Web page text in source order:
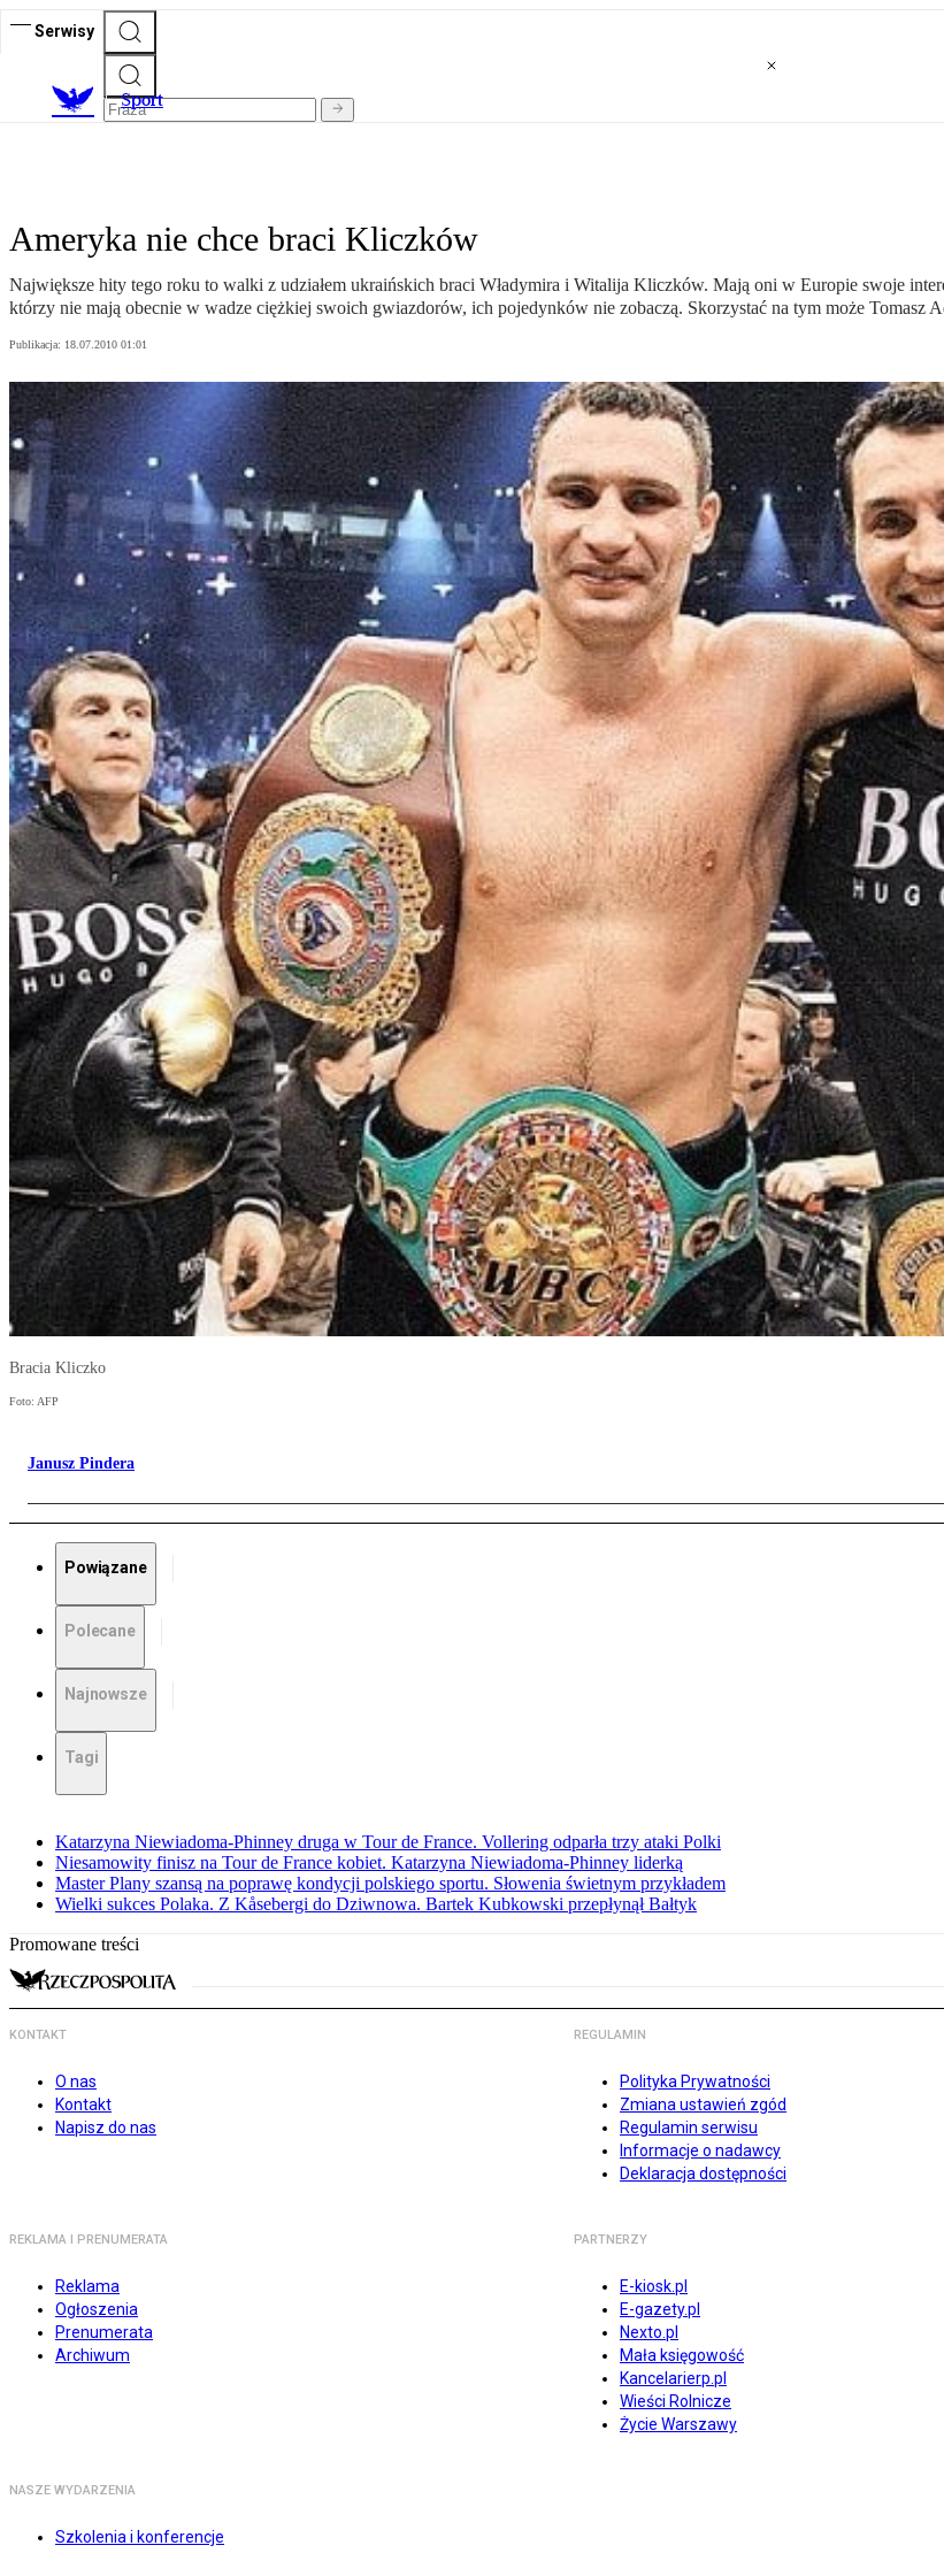
Serwisy
Sport
Ameryka nie chce braci Kliczków
Największe hity tego roku to walki z udziałem ukraińskich braci Władymira i Witalija Kliczków. Mają oni w Europie swoje
którzy nie mają obecnie w wadze ciężkiej swoich gwiazdorów, ich pojedynków nie zobaczą. Skorzystać na tym może Tomasz
Publikacja: 18.07.2010 01:01
Bracia Kliczko
Foto: AFP
Janusz Pindera
Powiązane
Polecane
Najnowsze
Tagi
Katarzyna Niewiadoma-Phinney druga w Tour de France. Vollering odparła trzy ataki Polki
Niesamowity finisz na Tour de France kobiet. Katarzyna Niewiadoma-Phinney liderką
Master Plany szansą na poprawę kondycji polskiego sportu. Słowenia świetnym przykładem
Wielki sukces Polaka. Z Kåsebergi do Dziwnowa. Bartek Kubkowski przepłynął Bałtyk
Promowane treści
KONTAKT
O nas
Kontakt
Napisz do nas
REGULAMIN
Polityka Prywatności
Zmiana ustawień zgód
Regulamin serwisu
Informacje o nadawcy
Deklaracja dostępności
REKLAMA I PRENUMERATA
Reklama
Ogłoszenia
Prenumerata
Archiwum
PARTNERZY
E-kiosk.pl
E-gazety.pl
Nexto.pl
Mała księgowość
Kancelarierp.pl
Wieści Rolnicze
Życie Warszawy
NASZE WYDARZENIA
Szkolenia i konferencje